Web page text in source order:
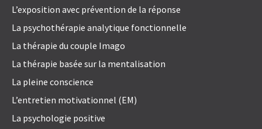
L’exposition avec prévention de la réponse
La psychothérapie analytique fonctionnelle
La thérapie du couple Imago
La thérapie basée sur la mentalisation
La pleine conscience
L’entretien motivationnel (EM)
La psychologie positive